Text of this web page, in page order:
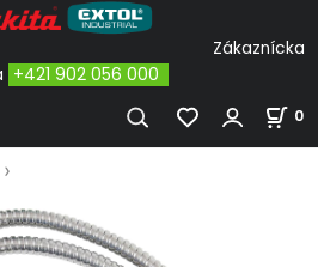
+421 902 056 000
0